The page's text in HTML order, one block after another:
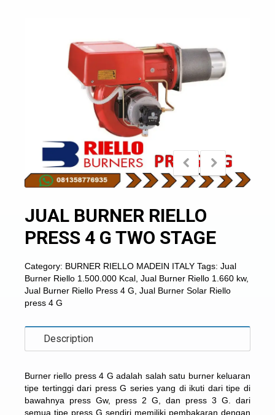
JUAL BURNER RIELLO
PRESS 4 G TWO STAGE
Category: BURNER RIELLO MADEIN ITALY Tags: Jual
Burner Riello 1.500.000 Kcal Jual Burner Riello 1.660 kw,
Jual Burner Riello Press 4 G Jual Burner Solar Riello
press 4 G
Description
Burner riello press 4 G adalah salah satu burner keluaran
tipe tertinggi dari press G series yang di ikuti dari tipe di
bawahnya press Gw, press 2 G, dan press 3 G. dari
semua tipe press G sendiri memiliki pembakaran dengan